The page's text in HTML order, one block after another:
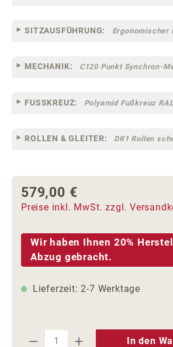
SITZAUSFÜHRUNG:
MECHANIK: C120 Punkt Synchron-
FUSSKREUZ:
ROLLEN & GLEITER:
Regulärer Preis:
579,00 €
Preise inkl. MwSt. zzgl.
Wir haben Ihnen 20%
Abzug gebracht.
Lieferzeit: 2-7 Werktage
Produkt Anzahl: Gib
In den